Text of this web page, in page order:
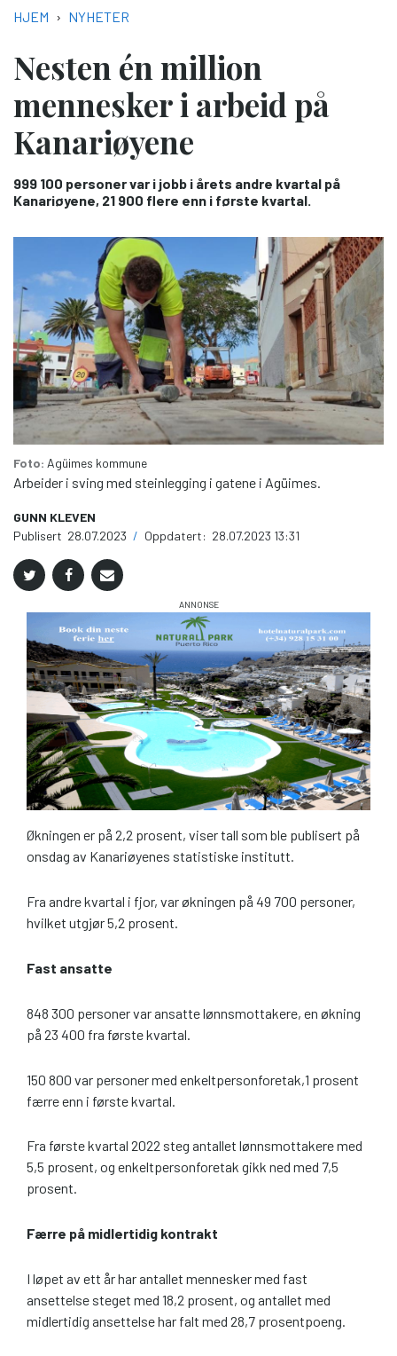
NAVIGASJONSSTI
HJEM NYHETER
Nesten én million
mennesker i arbeid på
Kanariøyene
999 100 personer var i jobb i årets andre kvartal på
Kanariøyene, 21 900 flere enn i første kvartal.
Foto: Agüimes kommune
Arbeider i sving med steinlegging i gatene i Agüimes.
GUNN KLEVEN
Publisert 28.07.2023 / Oppdatert: 28.07.2023 13:31
Økningen er på 2,2 prosent, viser tall som ble publisert på
onsdag av Kanariøyenes statistiske institutt.
Fra andre kvartal i fjor, var økningen på 49 700 personer,
hvilket utgjør 5,2 prosent.
Fast ansatte
848 300 personer var ansatte lønnsmottakere, en økning
på 23 400 fra første kvartal.
150 800 var personer med enkeltpersonforetak,1 prosent
færre enn i første kvartal.
Fra første kvartal 2022 steg antallet lønnsmottakere med
5,5 prosent, og enkeltpersonforetak gikk ned med 7,5
prosent.
Færre på midlertidig kontrakt
I løpet av ett år har antallet mennesker med fast
ansettelse steget med 18,2 prosent, og antallet med
midlertidig ansettelse har falt med 28,7 prosentpoeng.